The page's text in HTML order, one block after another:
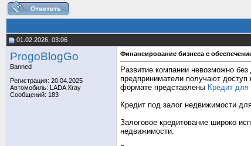
01.02.2026, 03:06
ProgoBlogGo
Banned
Регистрация: 20.04.2025
Автомобиль: LADA Xray
Сообщений: 183
Финансирование бизнеса с
Развитие компании невозможно
предприниматели получают
формате представлены Кредит для
Кредит под залог недвижимости
Залоговое кредитование широко
недвижимости.